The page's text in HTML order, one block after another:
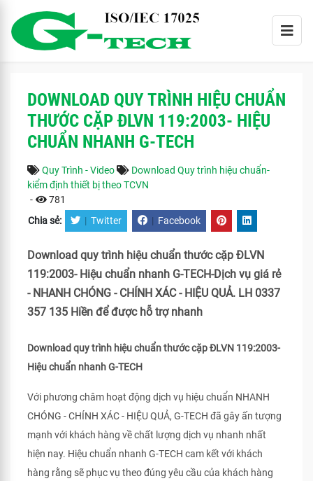
DOWNLOAD QUY TRÌNH HIỆU CHUẨN
THƯỚC CẶP ĐLVN 119:2003- HIỆU
CHUẨN NHANH G-TECH
Quy Trình - Video
Download Quy trình hiệu chuẩn-
kiểm định thiết bị theo TCVN
-
781
Chia sẻ: | Twitter | Facebook
Download quy trình hiệu chuẩn thước cặp ĐLVN
119:2003- Hiệu chuẩn nhanh G-TECH-Dịch vụ giá rẻ
- NHANH CHÓNG - CHÍNH XÁC - HIỆU QUẢ. LH 0337
357 135 Hiền để được hỗ trợ nhanh
Download quy trình hiệu chuẩn thước cặp ĐLVN 119:2003-
Hiệu chuẩn nhanh G-TECH
Với phương châm hoạt động dịch vụ hiệu chuẩn NHANH
CHÓNG - CHÍNH XÁC - HIỆU QUẢ, G-TECH đã gây ấn tượng
mạnh với khách hàng về chất lượng dịch vụ nhanh nhất
hiện nay. Hiệu chuẩn nhanh G-TECH cam kết với khách
hàng rằng sẽ phục vụ theo đúng yêu cầu của khách hàng